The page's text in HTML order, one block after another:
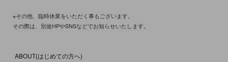
※その他、臨時休業をいただく事もございます。
その際は、別途HPやSNSなどでお知らせいたします。
ABOUT(はじめての方へ)